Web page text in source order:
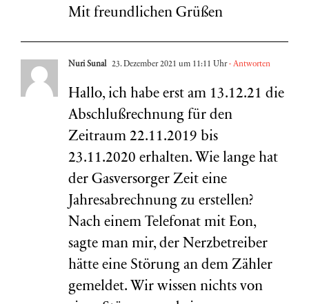
Mit freundlichen Grüßen
Nuri Sunal 23. Dezember 2021 um 11:11 Uhr- Antworten
Hallo, ich habe erst am 13.12.21 die
Abschlußrechnung für den
Zeitraum 22.11.2019 bis
23.11.2020 erhalten. Wie lange hat
der Gasversorger Zeit eine
Jahresabrechnung zu erstellen?
Nach einem Telefonat mit Eon,
sagte man mir, der Nerzbetreiber
hätte eine Störung an dem Zähler
gemeldet. Wir wissen nichts von